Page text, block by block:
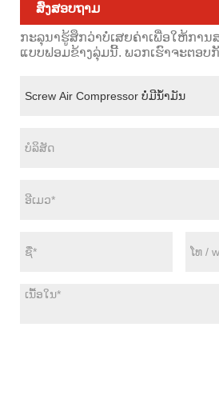
ສົ່ງສອບຖາມ
ກະລຸນາຮູ້ສຶກວ່າບໍ່ເສຍຄ່າເພື່ອໃຫ້ການ
ແບບຟອມຂ້າງລຸ່ມນີ້. ພວກເຮົາຈະຕອບ